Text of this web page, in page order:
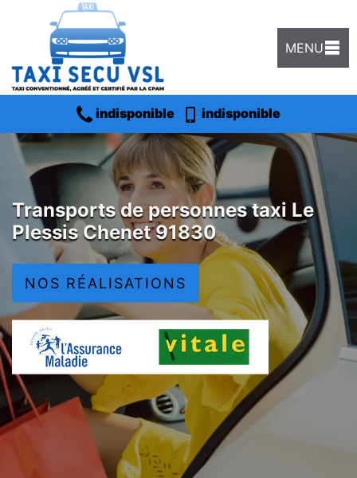
MENU
indisponible indisponible
Transports de personnes taxi Le
Plessis Chenet 91830
NOS RÉALISATIONS